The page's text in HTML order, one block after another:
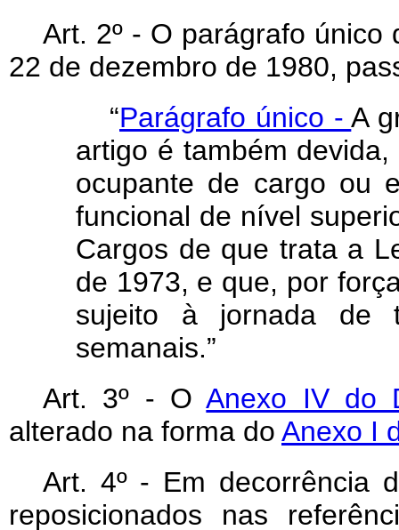
Art. 2º - O parágrafo único
22 de dezembro de 1980,
“Parágrafo único -A
artigo é também
ocupante de cargo ou
funcional de nível
Cargos de que trata a
de 1973, e que, por
sujeito à jornada de
semanais.”
Art. 3º - OAnexo IV do
alterado na forma do Anexo I
Art. 4º - Em decorrência
reposicionados nas